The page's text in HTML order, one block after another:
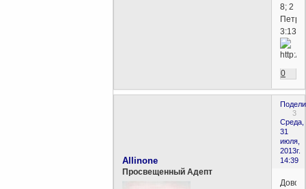
8; 2
Петра
3:13).
0
3
Среда,
31
июля,
2013г.
14:39
Allinone
Просвещенный Адепт